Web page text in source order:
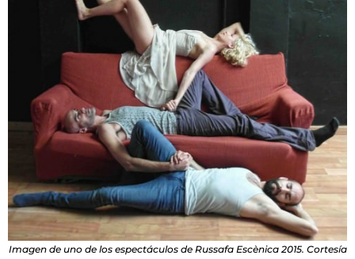
Imagen de uno de los espectáculos de Russafa Escènica 2015. Cortesía